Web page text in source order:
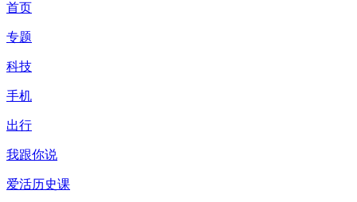
首页
专题
科技
手机
出行
我跟你说
爱活历史课